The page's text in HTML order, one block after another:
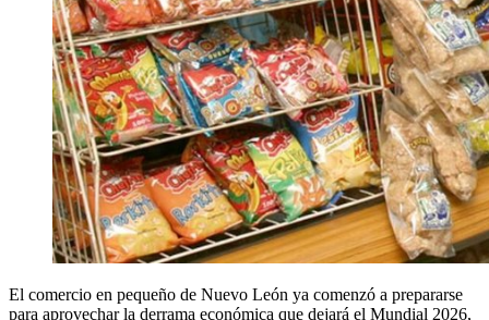
El comercio en pequeño de Nuevo León ya comenzó a prepararse
para aprovechar la derrama económica que dejará el Mundial 2026,